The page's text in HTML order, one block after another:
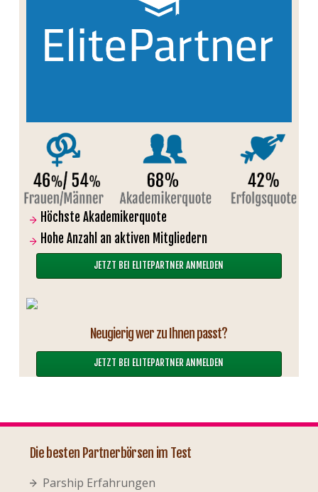
Höchste Akademikerquote
Hohe Anzahl an aktiven Mitgliedern
JETZT BEI ELITEPARTNER ANMELDEN
Neugierig wer zu Ihnen passt?
JETZT BEI ELITEPARTNER ANMELDEN
Die besten Partnerbörsen im Test
Parship Erfahrungen